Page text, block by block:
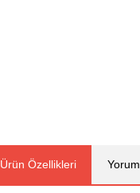
Ürün Özellikleri